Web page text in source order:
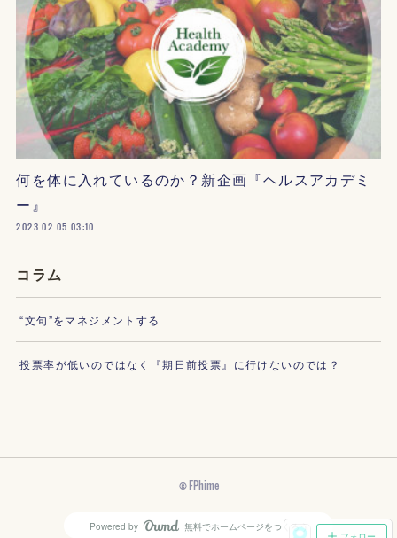
何を体に入れているのか？新企画『ヘルスアカデミ
ー』
2023.02.05 03:10
コラム
“文句”をマネジメントする
投票率が低いのではなく『期日前投票』に行けないのでは？
© FPhime
Powered by AmebaOwnd
無料でホームページをつくろう